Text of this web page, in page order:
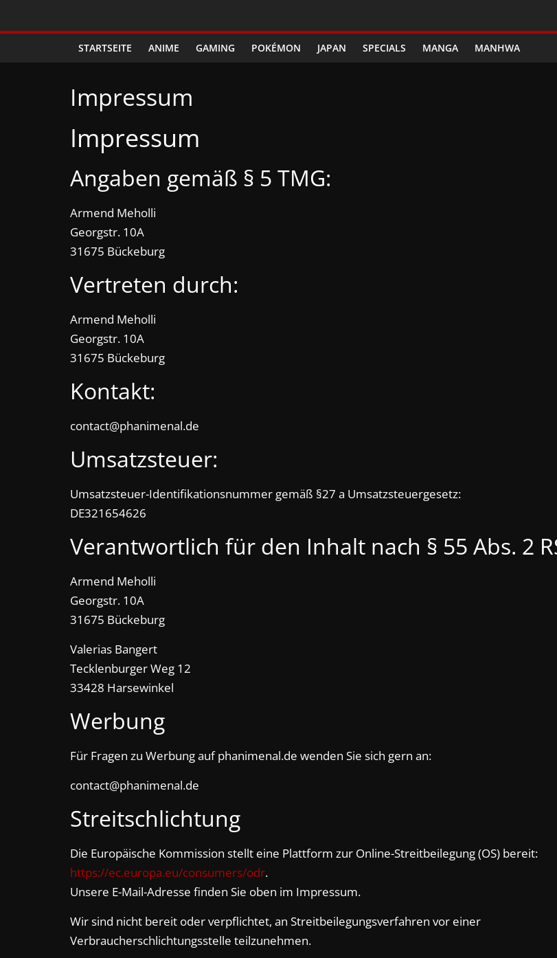
Phanimenal
Täglich
interessante
Anime
News
und
Gaming
News
Auf
findest
die
Anime-
aus
Japan
Deutschland
STARTSEITE ANIME GAMING POKÉMON JAPAN SPECIALS MANGA MANHWA
Impressum
Impressum
Angaben gemäß § 5 TMG:
Armend Meholli
Georgstr. 10A
31675 Bückeburg
Vertreten durch:
Armend Meholli
Georgstr. 10A
31675 Bückeburg
Kontakt:
contact@phanimenal.de
Umsatzsteuer:
Umsatzsteuer-Identifikationsnummer gemäß §27 a Umsatzsteuergesetz:
DE321654626
Verantwortlich für den Inhalt nach § 55 Abs. 2
Armend Meholli
Georgstr. 10A
31675 Bückeburg
Valerias Bangert
Tecklenburger Weg 12
33428 Harsewinkel
Werbung
Für Fragen zu Werbung auf phanimenal.de wenden Sie sich gern an:
contact@phanimenal.de
Streitschlichtung
Die Europäische Kommission stellt eine Plattform zur Online-Streitbeilegung (OS) bereit:
https://ec.europa.eu/consumers/odr.
Unsere E-Mail-Adresse finden Sie oben im Impressum.
Wir sind nicht bereit oder verpflichtet, an Streitbeilegungsverfahren vor einer
Verbraucherschlichtungsstelle teilzunehmen.